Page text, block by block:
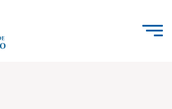
al contenido
e Innovación